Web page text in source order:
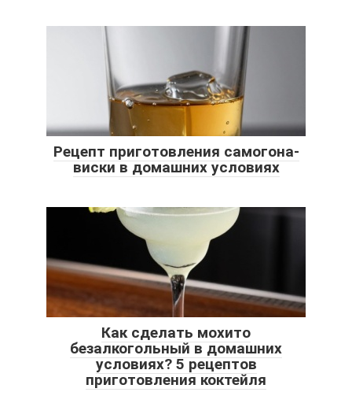
Рецепт приготовления самогона-
виски в домашних условиях
Как сделать мохито
безалкогольный в домашних
условиях? 5 рецептов
приготовления коктейля